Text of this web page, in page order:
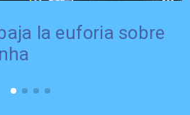
la euforia sobre